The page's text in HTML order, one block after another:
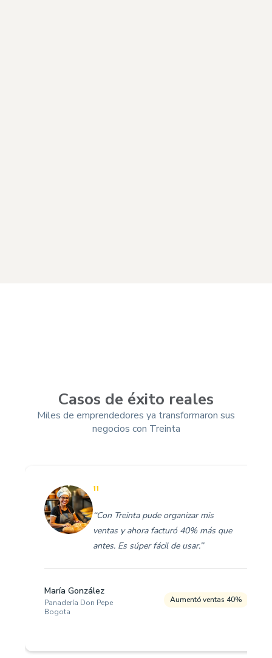
Casos de éxito reales
Miles de emprendedores ya transformaron sus
negocios con Treinta
"
‘‘Con Treinta pude organizar mis
ventas y ahora facturó 40% más que
antes. Es súper fácil de usar.’’
María González
Panadería Don Pepe
Bogota
Aumentó ventas 40%